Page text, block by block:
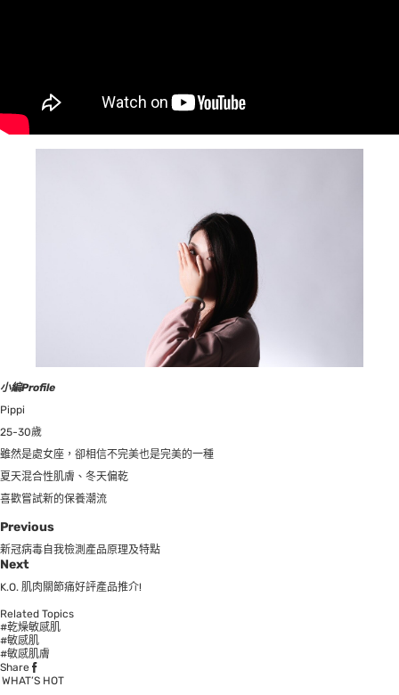
小編Profile
Pippi
25-30歲
雖然是處女座，卻相信不完美也是完美的一種
夏天混合性肌膚、冬天偏乾
喜歡嘗試新的保養潮流
Previous
新冠病毒自我檢測產品原理及特點
Next
K.O. 肌肉關節痛好評產品推介!
Related Topics
#乾燥敏感肌
#敏感肌
#敏感肌膚
Share
WHAT’S HOT